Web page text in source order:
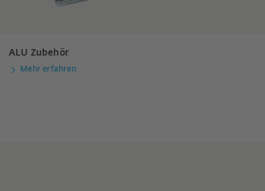
ALU Zubehör
Mehr erfahren